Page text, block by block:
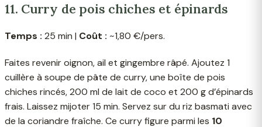
11. Curry de pois chiches et épinards
Temps : 25 min | Coût : ~1,80 €/pers.
Faites revenir oignon, ail et gingembre râpé. Ajoutez 1
cuillère à soupe de pâte de curry, une boîte de pois
chiches rincés, 200 ml de lait de coco et 200 g d’épinards
frais. Laissez mijoter 15 min. Servez sur du riz basmati avec
de la coriandre fraîche. Ce curry figure parmi les 10